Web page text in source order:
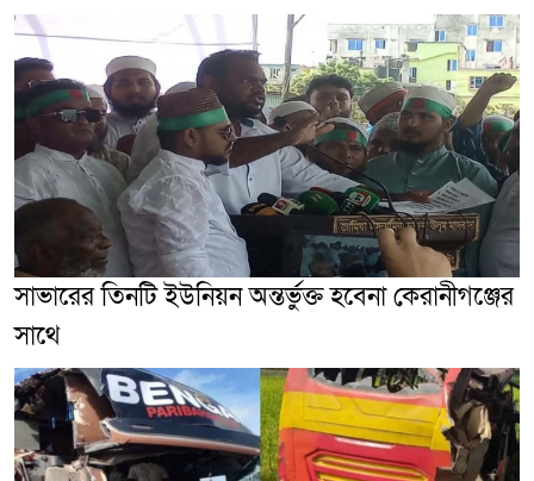
সাভারের তিনটি ইউনিয়ন অন্তর্ভুক্ত হবেনা কেরানীগঞ্জের
সাথে